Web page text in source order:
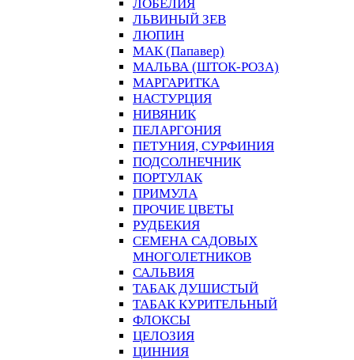
ЛОБЕЛИЯ
ЛЬВИНЫЙ ЗЕВ
ЛЮПИН
МАК (Папавер)
МАЛЬВА (ШТОК-РОЗА)
МАРГАРИТКА
НАСТУРЦИЯ
НИВЯНИК
ПЕЛАРГОНИЯ
ПЕТУНИЯ, СУРФИНИЯ
ПОДСОЛНЕЧНИК
ПОРТУЛАК
ПРИМУЛА
ПРОЧИЕ ЦВЕТЫ
РУДБЕКИЯ
СЕМЕНА САДОВЫХ
МНОГОЛЕТНИКОВ
САЛЬВИЯ
ТАБАК ДУШИСТЫЙ
ТАБАК КУРИТЕЛЬНЫЙ
ФЛОКСЫ
ЦЕЛОЗИЯ
ЦИННИЯ